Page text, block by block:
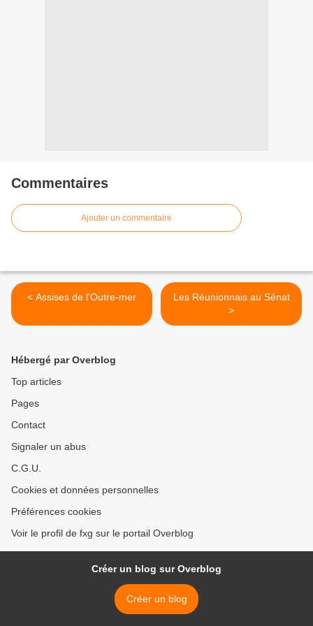
Commentaires
Ajouter un commentaire
< Assises de l'Outre-mer
Les Réunionnais au Sénat
>
Hébergé par Overblog
Top articles
Pages
Contact
Signaler un abus
C.G.U.
Cookies et données personnelles
Préférences cookies
Voir le profil de fxg sur le portail Overblog
Créer un blog sur Overblog
Créer un blog